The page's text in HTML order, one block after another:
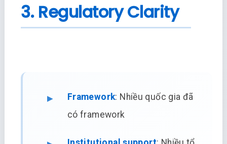
3. Regulatory Clarity
Framework: Nhiều quốc gia đã
có framework